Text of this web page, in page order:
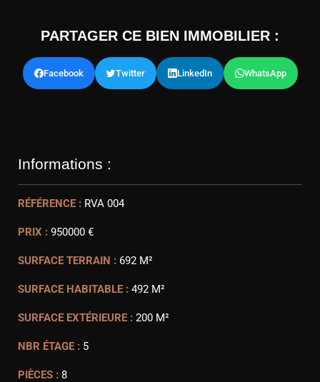
PARTAGER CE BIEN IMMOBILIER :
Facebook Twitter LinkedIn WhatsApp
Informations :
RÉFÉRENCE : RVA 004
PRIX : 950000 €
SURFACE TERRAIN : 692 M²
SURFACE HABITABLE : 492 M²
SURFACE EXTÉRIEURE : 200 M²
NBR ÉTAGE : 5
PIÈCES : 8